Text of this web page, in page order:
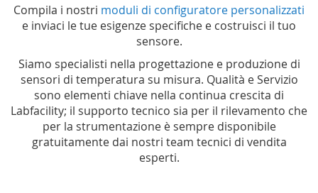
Compila i nostri moduli di configuratore personalizzati
e inviaci le tue esigenze specifiche e costruisci il tuo
sensore.
Siamo specialisti nella progettazione e produzione di
sensori di temperatura su misura. Qualità e Servizio
sono elementi chiave nella continua crescita di
Labfacility; il supporto tecnico sia per il rilevamento che
per la strumentazione è sempre disponibile
gratuitamente dai nostri team tecnici di vendita
esperti.